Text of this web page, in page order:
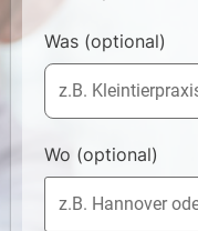
Was (optional)
Wo (optional)